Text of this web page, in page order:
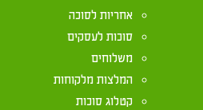
אחריות לסוכה
סוכות לעסקים
משלוחים
המלצות מלקוחות
קטלוג סוכות